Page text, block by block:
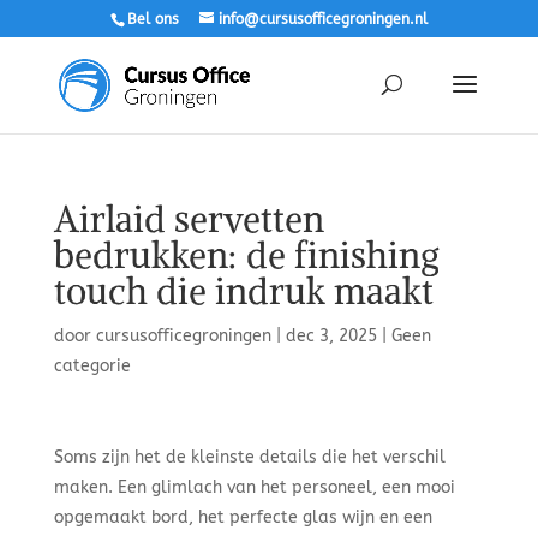
Bel ons info@cursusofficegroningen.nl
Airlaid servetten
bedrukken: de finishing
touch die indruk maakt
door cursusofficegroningen| dec 3, 2025| Geen
categorie
Soms zijn het de kleinste details die het verschil
maken. Een glimlach van het personeel, een mooi
opgemaakt bord, het perfecte glas wijn en een